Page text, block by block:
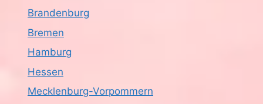
Brandenburg
Bremen
Hamburg
Hessen
Mecklenburg-Vorpommern